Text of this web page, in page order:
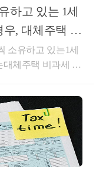
한 심리자료에 의
등록을 하였으며
개시일 당시 기준
이 100분의 5를 초
간에 다툼은 없다.
의 직전 임대차계
랍니다. 감사합
나cta_moonyh@n
!★주요 경력- 121,0
세무사 플랫폼 '택
상 상담)- 전문가
(약 500건 이상
계 1위 (117,000건
금융 콘텐츠 필
입 시 결제수단으
역의 구입실적에
전산시스템 등을
되는 상품권(이하
을 말한다. ②법 제2
한다.9. 마일리지
제받은 경우(제10
음 각 목의 금액을
으로 결제받은 금
또는 용역을 공급
자에게 사용한 마
고 있는 것으로 보
A주택 취득○ 20
○ 2018. 4.15. A임
B주택 취득
A임대차계약
특례 요건*충족 후
조의3제1항각
도하는 경우로 전
의로 장기임대주택
반주택을 소득령§1
건을 충족하여 양
하고 있는 1세
소유하고 있는1세
체주택 비과세 특
양도하는 경우1세
축시행으로 사업기
하여 거주하다가
사하게 되어 대체
모두 충족하면 보
세를 비과세 받을
대체주택을 취득